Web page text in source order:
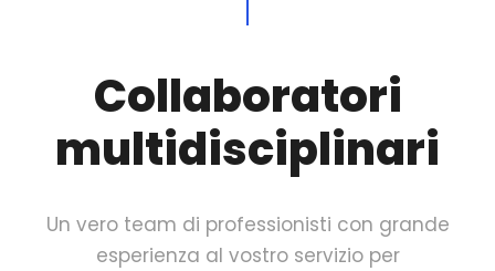
Collaboratori
multidisciplinari
Un vero team di professionisti con grande
esperienza al vostro servizio per